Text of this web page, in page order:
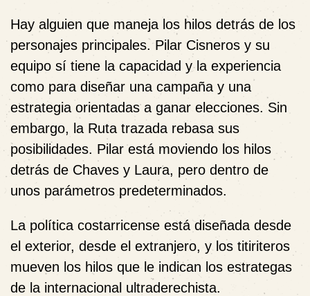
Hay alguien que maneja los hilos detrás de los
personajes principales. Pilar Cisneros y su
equipo sí tiene la capacidad y la experiencia
como para diseñar una campaña y una
estrategia orientadas a ganar elecciones. Sin
embargo, la Ruta trazada rebasa sus
posibilidades. Pilar está moviendo los hilos
detrás de Chaves y Laura, pero dentro de
unos parámetros predeterminados.
La política costarricense está diseñada desde
el exterior, desde el extranjero, y los titiriteros
mueven los hilos que le indican los estrategas
de la internacional ultraderechista.